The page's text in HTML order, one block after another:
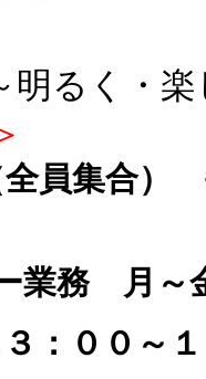
明るく・
全員集合
ー業務 月
：００～１